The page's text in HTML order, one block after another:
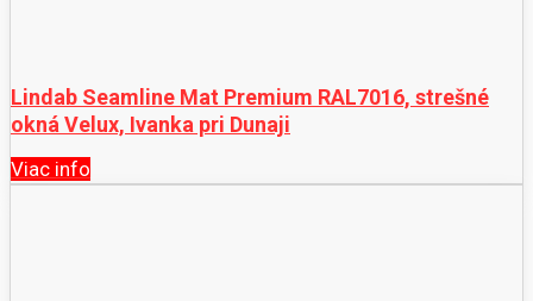
Lindab Seamline Mat Premium RAL7016, strešné
okná Velux, Ivanka pri Dunaji
Viac info